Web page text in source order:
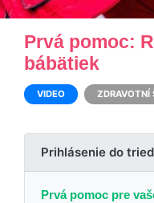
Prvá pomoc:
bábätiek
VIDEO ZDRAVOTNÍ
Prihlásenie do
Prvá pomoc pre